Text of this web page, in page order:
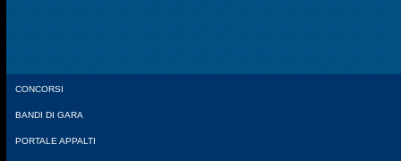
CONCORSI
BANDI DI GARA
PORTALE APPALTI